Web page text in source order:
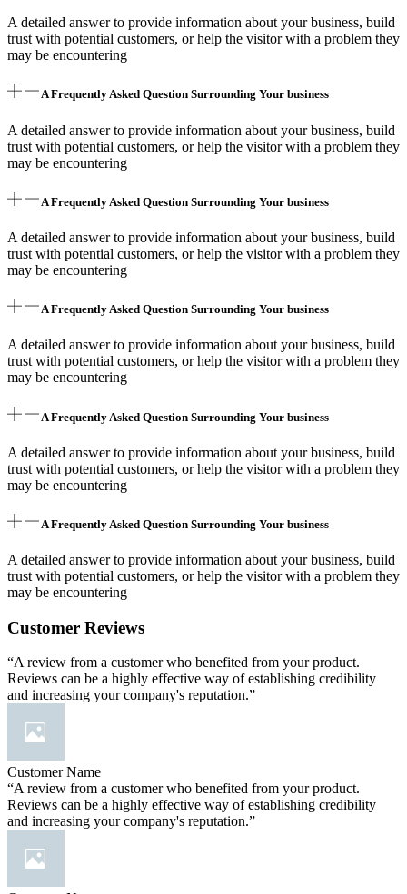
A detailed answer to provide information about your business, build
trust with potential customers, or help the visitor with a problem they
may be encountering
A Frequently Asked Question Surrounding Your business
A detailed answer to provide information about your business, build
trust with potential customers, or help the visitor with a problem they
may be encountering
A Frequently Asked Question Surrounding Your business
A detailed answer to provide information about your business, build
trust with potential customers, or help the visitor with a problem they
may be encountering
A Frequently Asked Question Surrounding Your business
A detailed answer to provide information about your business, build
trust with potential customers, or help the visitor with a problem they
may be encountering
A Frequently Asked Question Surrounding Your business
A detailed answer to provide information about your business, build
trust with potential customers, or help the visitor with a problem they
may be encountering
A Frequently Asked Question Surrounding Your business
A detailed answer to provide information about your business, build
trust with potential customers, or help the visitor with a problem they
may be encountering
Customer Reviews
“A review from a customer who benefited from your product.
Reviews can be a highly effective way of establishing credibility
and increasing your company's reputation.”
Customer Name
“A review from a customer who benefited from your product.
Reviews can be a highly effective way of establishing credibility
and increasing your company's reputation.”